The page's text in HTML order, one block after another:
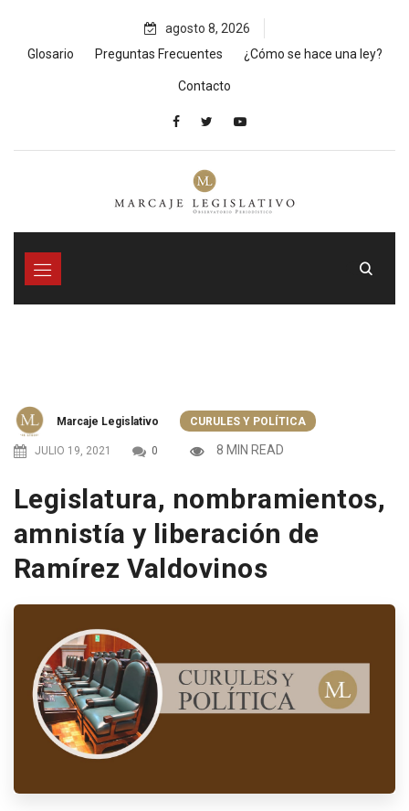
content
agosto 8, 2026
Glosario
Preguntas Frecuentes ¿Cómo se hace una ley?
Contacto
Marcaje Legislativo CURULES Y POLÍTICA
JULIO 19, 2021 0 8 MIN READ
Legislatura, nombramientos,
amnistía y liberación de
Ramírez Valdovinos